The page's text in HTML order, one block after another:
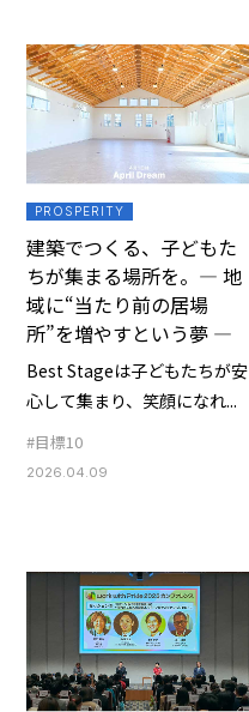
PROSPERITY
建築でつくる、子どもた
ちが集まる場所を。― 地
域に“当たり前の居場
所”を増やすという夢 ―
Best Stageは子どもたちが安
心して集まり、笑顔になれ...
#目標10
2026.04.09